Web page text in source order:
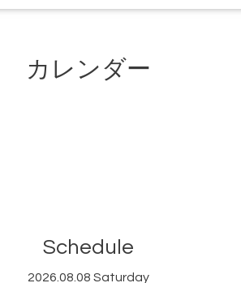
カレンダー
Schedule
2026.08.08 Saturday